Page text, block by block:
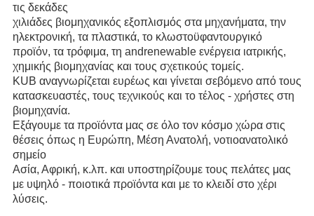
τις δεκάδες
χιλιάδες βιομηχανικός εξοπλισμός στα μηχανήματα, την
ηλεκτρονική, τα πλαστικά, το κλωστοϋφαντουργικό
προϊόν, τα τρόφιμα, τη andrenewable ενέργεια ιατρικής,
χημικής βιομηχανίας και τους σχετικούς τομείς.
KUB αναγνωρίζεται ευρέως και γίνεται σεβόμενο από τους
κατασκευαστές, τους τεχνικούς και το τέλος - χρήστες στη
βιομηχανία.
Εξάγουμε τα προϊόντα μας σε όλο τον κόσμο χώρα στις
θέσεις όπως η Ευρώπη, Μέση Ανατολή, νοτιοανατολικό
σημείο
Ασία, Αφρική, κ.λπ. και υποστηρίζουμε τους πελάτες μας
με υψηλό - ποιοτικά προϊόντα και με το κλειδί στο χέρι
λύσεις.